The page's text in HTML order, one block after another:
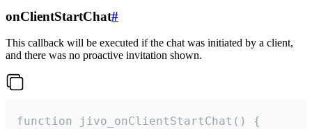
onClientStartChat#
This callback will be executed if the chat was initiated by a client,
and there was no proactive invitation shown.
function jivo_onClientStartChat() {